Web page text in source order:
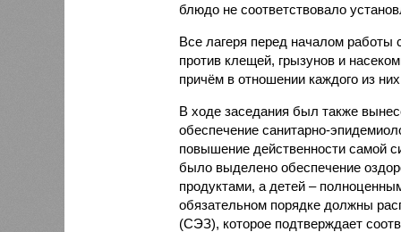
блюдо не соответствовало
Все лагеря перед началом работы
против клещей, грызунов и
причём в отношении каждого из
В ходе заседания был также
обеспечение санитарно-
повышение действенности самой
было выделено обеспечение
продуктами, а детей –
обязательном порядке должны
(СЭЗ), которое подтверждает